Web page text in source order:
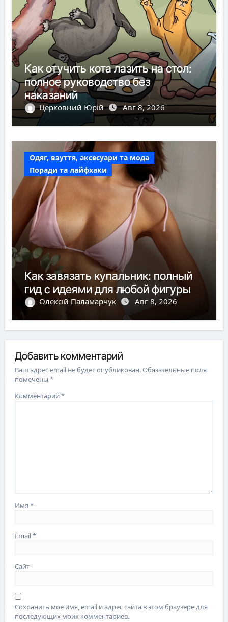
Как отучить кота лазить на стол:
полное руководство без
наказаний
Церковний Юрій Авг 8, 2026
Одяг, взуття, аксесуари та мода
Поради та лайфхаки
Как завязать купальник: полный
гид с идеями для любой фигуры
Олексій Паламарчук Авг 8, 2026
Добавить комментарий
Ваш адрес email не будет опубликован.Обязательные поля
помечены*
Комментарий*
Имя*
Email*
Сайт
Сохранить моё имя, email и адрес сайта в этом браузере для
последующих моих комментариев.